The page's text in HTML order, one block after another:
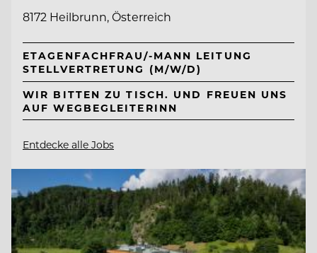
8172 Heilbrunn, Österreich
ETAGENFACHFRAU/-MANN LEITUNG
STELLVERTRETUNG (M/W/D)
WIR BITTEN ZU TISCH. UND FREUEN UNS
AUF WEGBEGLEITERINN
Entdecke alle Jobs